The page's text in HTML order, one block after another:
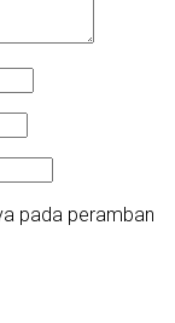
pada peramban